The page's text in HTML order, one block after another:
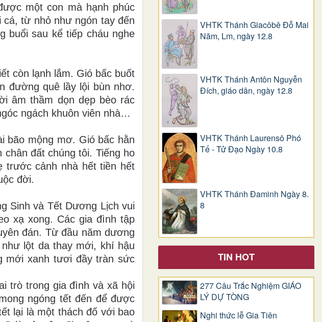
một con mà hạnh phúc
từ nhỏ như ngón tay đến
buổi sau kể tiếp cháu nghe
còn lạnh lắm. Gió bấc buốt
đường quê lầy lội bùn nhơ.
âm thầm dọn dẹp bèo rác
ngách khuôn viên nhà…
bão mộng mơ. Gió bấc hằn
đất chúng tôi. Tiếng ho
trước cảnh nhà hết tiền hết
đời.
Sinh và Tết Dương Lịch vui
xạ xong. Các gia đình tập
đán. Từ đầu năm dương
lột da thay mới, khí hậu
mới xanh tươi đầy tràn sức
trò trong gia đình và xã hội
ngóng tết đến để được
lại là một thách đố với bao
VHTK Thánh Giacôbê Ðỗ Mai
Năm, Lm, ngày 12.8
VHTK Thánh Antôn Nguyễn
Ðích, giáo dân, ngày 12.8
VHTK Thánh Laurensô Phó
Tế - Tử Đạo Ngày 10.8
VHTK Thánh Đaminh Ngày 8.
8
TIN HOT
277 Câu Trắc Nghiệm GIÁO
LÝ DỰ TÒNG
Nghi thức lễ Gia Tiên